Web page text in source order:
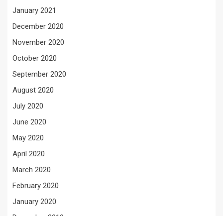
January 2021
December 2020
November 2020
October 2020
September 2020
August 2020
July 2020
June 2020
May 2020
April 2020
March 2020
February 2020
January 2020